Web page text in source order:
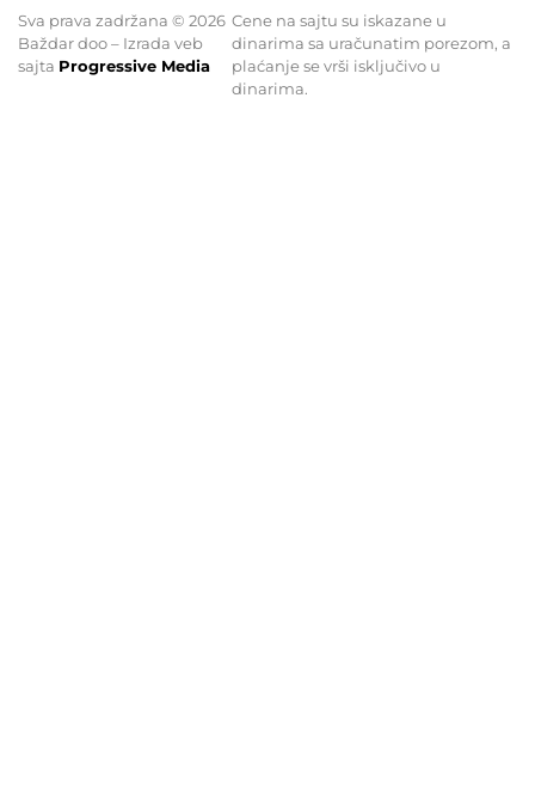
Sva prava zadržana © 2026
Baždar doo – Izrada veb
sajta Progressive Media
Cene na sajtu su iskazane u
dinarima sa uračunatim porezom, a
plaćanje se vrši isključivo u
dinarima.